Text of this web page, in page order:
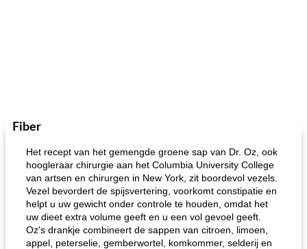
Fiber
Het recept van het gemengde groene sap van Dr. Oz, ook
hoogleraar chirurgie aan het Columbia University College
van artsen en chirurgen in New York, zit boordevol vezels.
Vezel bevordert de spijsvertering, voorkomt constipatie en
helpt u uw gewicht onder controle te houden, omdat het
uw dieet extra volume geeft en u een vol gevoel geeft.
Oz's drankje combineert de sappen van citroen, limoen,
appel, peterselie, gemberwortel, komkommer, selderij en